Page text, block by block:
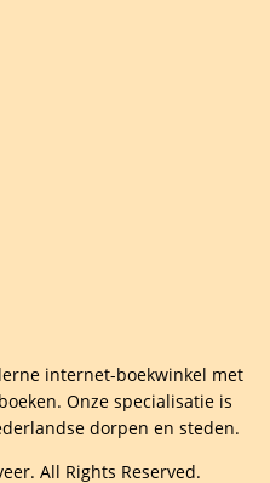
internet-boekwinkel met
Onze specialisatie is
dorpen en steden.
All Rights Reserved.